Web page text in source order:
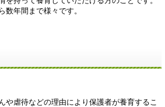
数年間まで様々です。
虐待などの理由により保護者が養育するこ